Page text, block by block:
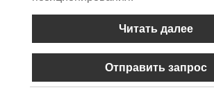
Читать далее
Отправить запрос